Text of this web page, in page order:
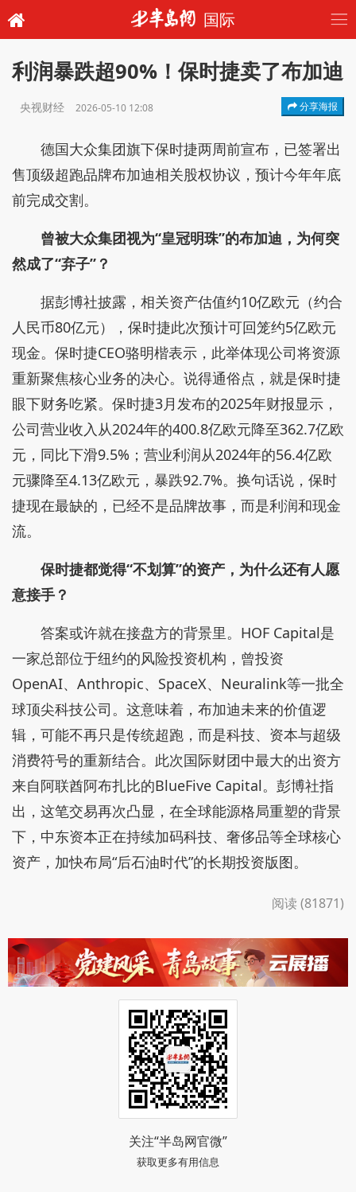
国际
利润暴跌超90%！保时捷卖了布加迪
央视财经 2026-05-10 12:08 分享海报
德国大众集团旗下保时捷两周前宣布，已签署出
售顶级超跑品牌布加迪相关股权协议，预计今年年底
前完成交割。
曾被大众集团视为“皇冠明珠”的布加迪，为何突
然成了“弃子”？
据彭博社披露，相关资产估值约10亿欧元（约合
人民币80亿元），保时捷此次预计可回笼约5亿欧元
现金。保时捷CEO骆明楷表示，此举体现公司将资源
重新聚焦核心业务的决心。说得通俗点，就是保时捷
眼下财务吃紧。保时捷3月发布的2025年财报显示，
公司营业收入从2024年的400.8亿欧元降至362.7亿欧
元，同比下滑9.5%；营业利润从2024年的56.4亿欧
元骤降至4.13亿欧元，暴跌92.7%。换句话说，保时
捷现在最缺的，已经不是品牌故事，而是利润和现金
流。
保时捷都觉得“不划算”的资产，为什么还有人愿
意接手？
答案或许就在接盘方的背景里。HOF Capital是
一家总部位于纽约的风险投资机构，曾投资
OpenAI、Anthropic、SpaceX、Neuralink等一批全
球顶尖科技公司。这意味着，布加迪未来的价值逻
辑，可能不再只是传统超跑，而是科技、资本与超级
消费符号的重新结合。此次国际财团中最大的出资方
来自阿联酋阿布扎比的BlueFive Capital。彭博社指
出，这笔交易再次凸显，在全球能源格局重塑的背景
下，中东资本正在持续加码科技、奢侈品等全球核心
资产，加快布局“后石油时代”的长期投资版图。
阅读 (81871)
关注“半岛网官微”
获取更多有用信息